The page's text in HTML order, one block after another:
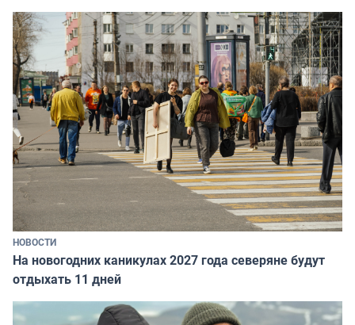
НОВОСТИ
На новогодних каникулах 2027 года северяне будут
отдыхать 11 дней